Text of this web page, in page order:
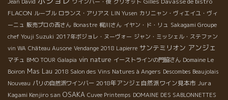
FLACON ルーブル ロランス・アリアス LIN Yusen カリニャン・ヴィエイユ・ヴィ
ーニュ 販売プロの西さん Bonastre 梶川さん イヤン・ド・リュ Sakagami Groupe
chef Youji Suzuki 2017年ボジョレ・ヌーヴォー ジャン・ミッシェル・ステファン
vin WA Château Ausone Vendange 2018 Lapierre サンテミリオン アンジェ
マチュ BMO TOUR Galapia vin nature イーストラインの門脇さん Domaine Le
Boiron Mas Lau 2018 Salon des Vins Natures à Angers Descombes Beaujolais
Nouveau パリの自然派ワインバー 2018年アンジェ自然派ワイン見本市 Jura
Kagami Kenjiro san OSAKA Cuvee Printemps DOMAINE DES SABLONNETTES